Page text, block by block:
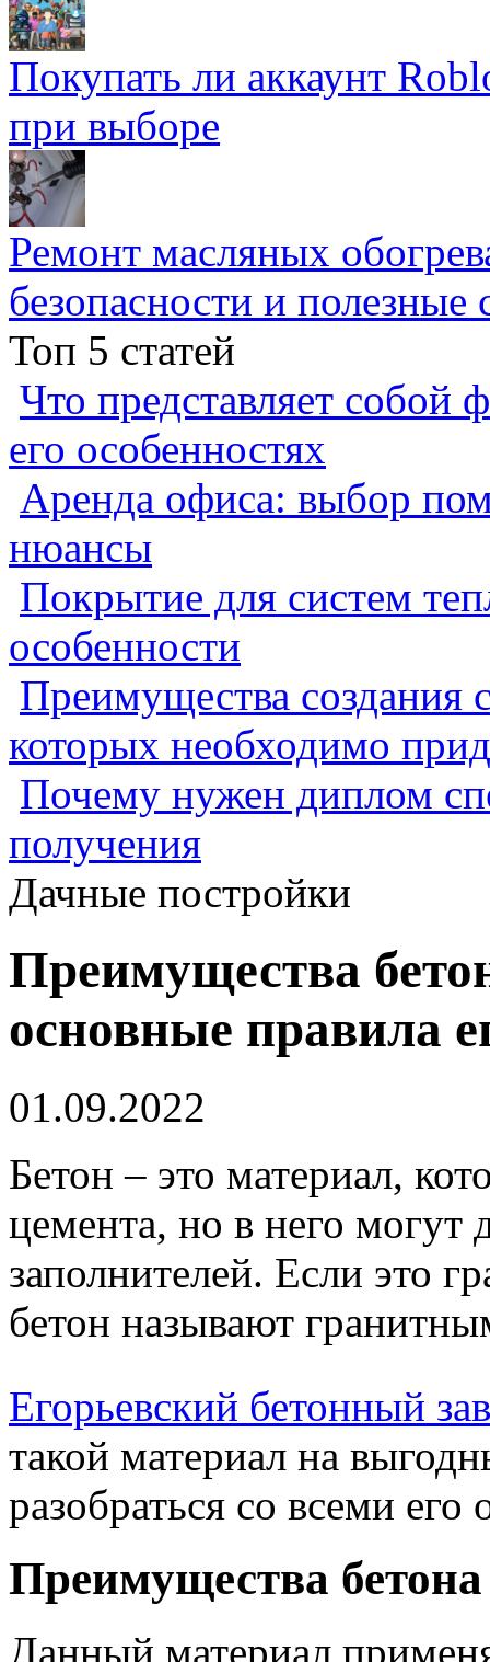
Покупать ли аккаунт
при выборе
Ремонт масляных
безопасности и полезные
Топ 5 статей
Что представляет собой
его особенностях
Аренда офиса: выбор
нюансы
Покрытие для систем
особенности
Преимущества создания
которых необходимо
Почему нужен диплом
получения
Дачные постройки
Преимущества
основные правила
01.09.2022
Бетон – это материал,
цемента, но в него могут
заполнителей. Если это
бетон называют
Егорьевский бетонный
такой материал на
разобраться со всеми его
Преимущества
Данный материал